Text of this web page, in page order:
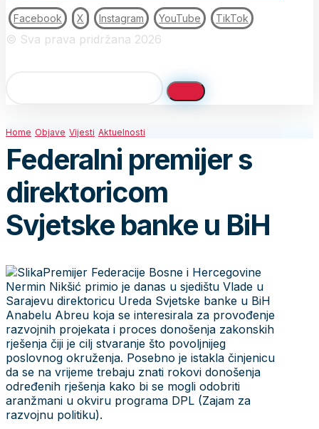
Facebook X Instagram YouTube TikTok
© Sva prava pridržana 2026
Home Objave Vijesti Aktuelnosti
Federalni premijer s
direktoricom
Svjetske banke u BiH
Premijer Federacije Bosne i Hercegovine
Nermin Nikšić primio je danas u sjedištu Vlade u
Sarajevu direktoricu Ureda Svjetske banke u BiH
Anabelu Abreu koja se interesirala za provođenje
razvojnih projekata i proces donošenja zakonskih
rješenja čiji je cilj stvaranje što povoljnijeg
poslovnog okruženja. Posebno je istakla činjenicu
da se na vrijeme trebaju znati rokovi donošenja
određenih rješenja kako bi se mogli odobriti
aranžmani u okviru programa DPL (Zajam za
razvojnu politiku).